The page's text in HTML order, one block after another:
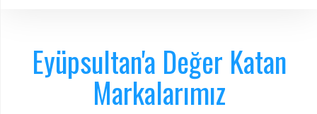
Eyüpsultan'a Değer Katan
Markalarımız